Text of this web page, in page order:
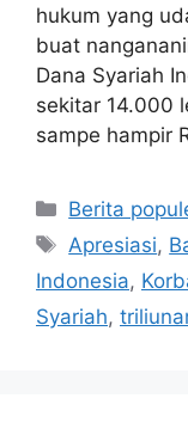
hukum yang
buat
Dana Syariah
sekitar 14.000
sampe hampir
Kategori
Berita
Tag
Apresiasi,
Indonesia,
Syariah,